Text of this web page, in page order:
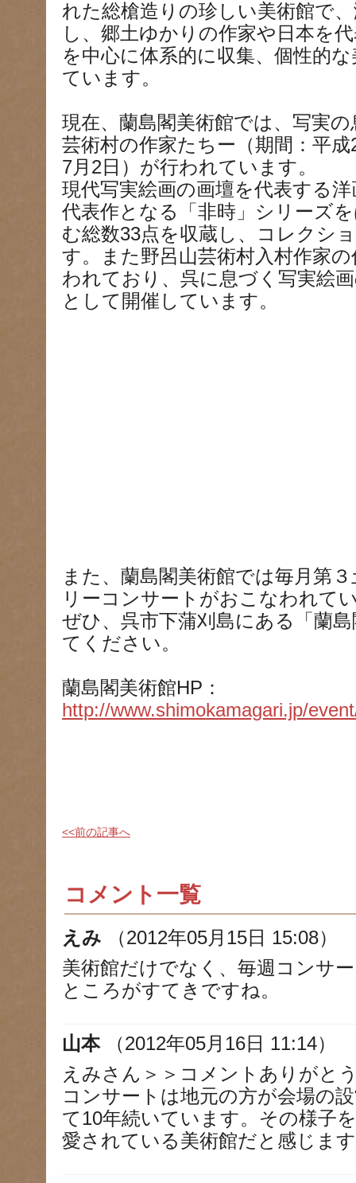
れた総槍造りの珍しい美術館で
し、郷土ゆかりの作家や日本を
を中心に体系的に収集、個性的
ています。
現在、蘭島閣美術館では、写実
芸術村の作家たちー（期間：平
7月2日）が行われています。
現代写実絵画の画壇を代表する
代表作となる「非時」シリーズ
む総数33点を収蔵し、コレクシ
す。また野呂山芸術村入村作家
われており、呉に息づく写実絵
として開催しています。
また、蘭島閣美術館では毎月第
リーコンサートがおこなわれて
ぜひ、呉市下蒲刈島にある「蘭
てください。
蘭島閣美術館HP：
http://www.shimokamagari.jp/
<<前の記事へ
コメント一覧
えみ
（2012年05月15日 15:08）
美術館だけでなく、毎週コンサ
ところがすてきですね。
山本
（2012年05月16日 11:14）
えみさん＞＞コメントありがと
コンサートは地元の方が会場の
て10年続いています。その様子
愛されている美術館だと感じま